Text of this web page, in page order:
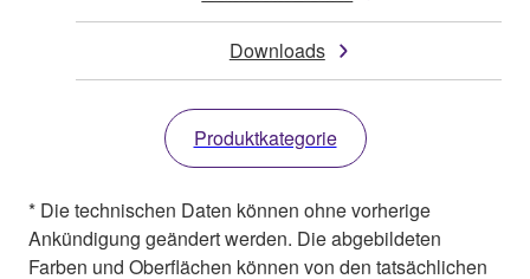
Downloads
Produktkategorie
* Die technischen Daten können ohne vorherige
Ankündigung geändert werden. Die abgebildeten
Farben und Oberflächen können von den tatsächlichen